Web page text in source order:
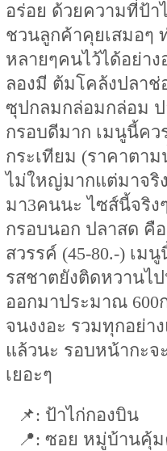
อร่อย ด้วยความที่ป้
ชวนลูกค้าคุยเสมอๆ
หลายๆคนไว้ได้อย่า
ลองมี ต้มโคล้งปลาช่
ซุปกลมกล่อมกล่อม
กรอบดีมาก เมนูนี้ค
กระเทียม (ราคาตา
ไม่ใหญ่มากแต่มาจริ
มา3คนนะ ไซส์นี้จริง
กรอบนอก ปลาสด คื
สวรรค์ (45-80.-) เม
รสชาตยังติดหวานไ
ออกมาประมาณ 600
จนงงอะ รวมทุกอย่า
แล้วนะ รอบหน้ากะจ
เยอะๆ
📌: ป้าไก่กองบิน
📍: ซอย หมู่บ้านคุ้